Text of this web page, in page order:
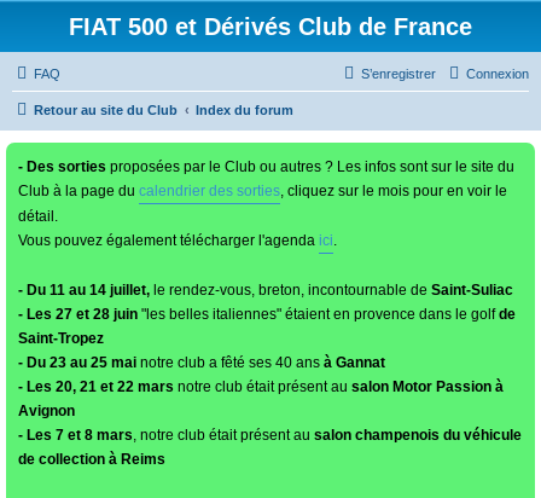
FIAT 500 et Dérivés Club de France
FAQ Connexion
S’enregistrer
Retour au site du Club Index du forum
- Des sorties proposées par le Club ou autres ? Les infos sont sur le site du
Club à la page du calendrier des sorties, cliquez sur le mois pour en voir le
détail.
Vous pouvez également télécharger l'agenda ici.
- Du 11 au 14 juillet, le rendez-vous, breton, incontournable de Saint-Suliac
- Les 27 et 28 juin "les belles italiennes" étaient en provence dans le golfde
Saint-Tropez
- Du 23 au 25 mai notre club a fêté ses 40 ans à Gannat
- Les 20, 21 et 22 mars notre club était présent au salon Motor Passion à
Avignon
- Les 7 et 8 mars, notre club était présent au salon champenois du véhicule
de collection à Reims